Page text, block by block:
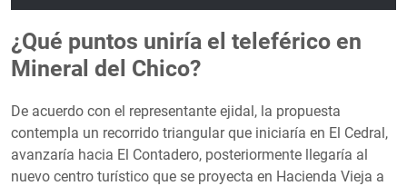
¿Qué puntos uniría el teleférico en
Mineral del Chico?
De acuerdo con el representante ejidal, la propuesta
contempla un recorrido triangular que iniciaría en El Cedral,
avanzaría hacia El Contadero, posteriormente llegaría al
nuevo centro turístico que se proyecta en Hacienda Vieja a